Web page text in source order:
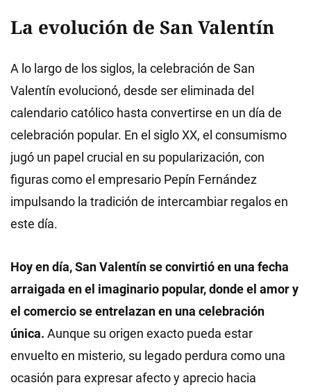
La evolución de San Valentín
A lo largo de los siglos, la celebración de San
Valentín evolucionó, desde ser eliminada del
calendario católico hasta convertirse en un día de
celebración popular. En el siglo XX, el consumismo
jugó un papel crucial en su popularización, con
figuras como el empresario Pepín Fernández
impulsando la tradición de intercambiar regalos en
este día.
Hoy en día, San Valentín se convirtió en una fecha
arraigada en el imaginario popular, donde el amor y
el comercio se entrelazan en una celebración
única. Aunque su origen exacto pueda estar
envuelto en misterio, su legado perdura como una
ocasión para expresar afecto y aprecio hacia